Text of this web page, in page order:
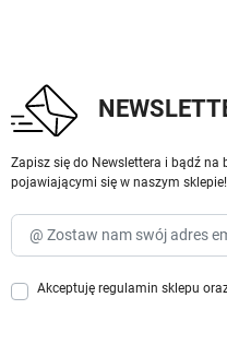
Zapisz się do Newslettera i bądź
pojawiającymi się w naszym sklepie!
Akceptuję regulamin sklepu